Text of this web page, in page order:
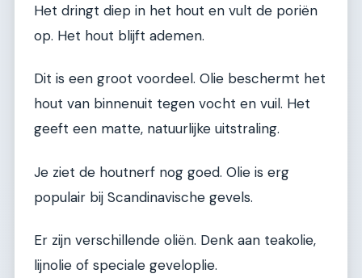
Het dringt diep in het hout en vult de poriën
op. Het hout blijft ademen.
Dit is een groot voordeel. Olie beschermt het
hout van binnenuit tegen vocht en vuil. Het
geeft een matte, natuurlijke uitstraling.
Je ziet de houtnerf nog goed. Olie is erg
populair bij Scandinavische gevels.
Er zijn verschillende oliën. Denk aan teakolie,
lijnolie of speciale geveloplie.